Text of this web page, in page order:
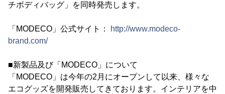
チボディバッグ」を同時発売します。
「MODECO」公式サイト：
http://www.modeco-
brand.com/
■新製品及び「MODECO」について
「MODECO」は今年の2月にオープンして以来、様々な
エコグッズを開発販売してきております。インテリアを中